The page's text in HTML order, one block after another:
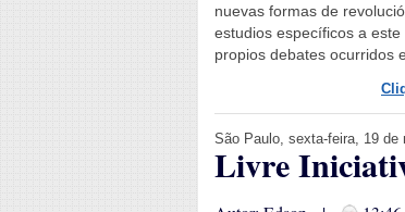
nuevas formas de
estudios específicos a
propios debates ocurridos
São Paulo, sexta-feira, 19 de
Livre